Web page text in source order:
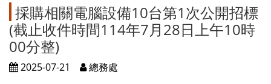
採購相關電腦設備10台第1次公開招標
(截止收件時間114年7月28日上午10時
00分整)
2025-07-21
總務處